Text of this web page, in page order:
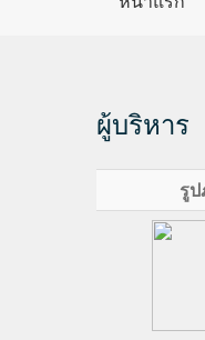
ผู้บริหาร
รู